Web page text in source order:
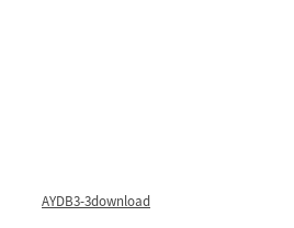
AYDB3-3download